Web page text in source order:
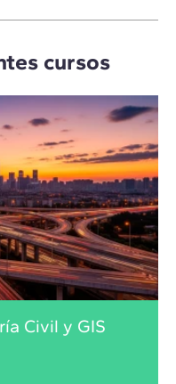
cursos
Civil y GIS